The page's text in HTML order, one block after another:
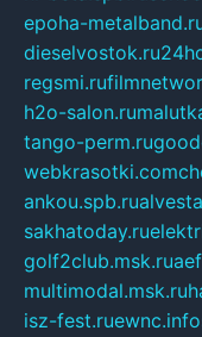
epoha-
dieselvostok.ru
regsmi.ru
h2o-salon.ru
tango-perm.ru
webkrasotki.com
ankou.spb.ru
sakhatoday.ru
golf2club.msk.ru
multimodal.msk.ru
isz-fest.ruewnc.info